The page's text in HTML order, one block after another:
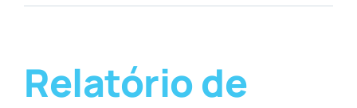
Relatório de